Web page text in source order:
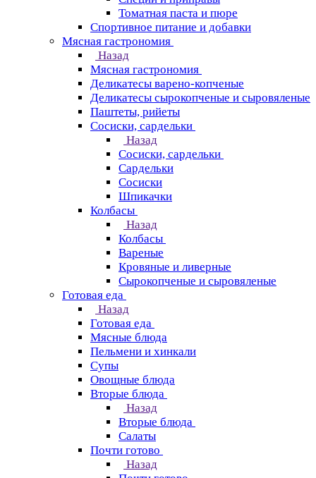
Томатная паста и пюре
Спортивное питание и добавки
Мясная гастрономия
Назад
Мясная гастрономия
Деликатесы варено-копченые
Деликатесы сырокопченые и сыровяленые
Паштеты, рийеты
Сосиски, сардельки
Назад
Сосиски, сардельки
Сардельки
Сосиски
Шпикачки
Колбасы
Назад
Колбасы
Вареные
Кровяные и ливерные
Сырокопченые и сыровяленые
Готовая еда
Назад
Готовая еда
Мясные блюда
Пельмени и хинкали
Супы
Овощные блюда
Вторые блюда
Назад
Вторые блюда
Салаты
Почти готово
Назад